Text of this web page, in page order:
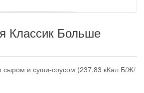
Классик Больше
сыром и суши-соусом (237,83 кКал Б/Ж/